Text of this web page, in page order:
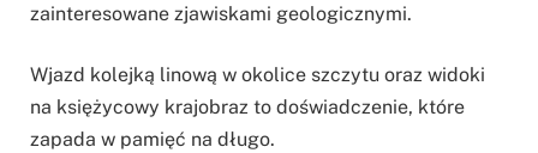
zainteresowane zjawiskami geologicznymi.
Wjazd kolejką linową w okolice szczytu oraz widoki
na księżycowy krajobraz to doświadczenie, które
zapada w pamięć na długo.